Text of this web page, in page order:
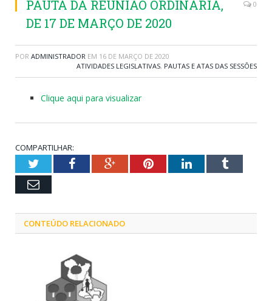
PAUTA DA REUNIÃO ORDINÁRIA,
DE 17 DE MARÇO DE 2020
0
POR ADMINISTRADOR EM 16 DE MARÇO DE 2020
ATIVIDADES LEGISLATIVAS, PAUTAS E ATAS DAS SESSÕES
Clique aqui para visualizar
COMPARTILHAR:
TwitterFacebookGoogle+PinterestLinkedInTumblr
Email
CONTEÚDO RELACIONADO